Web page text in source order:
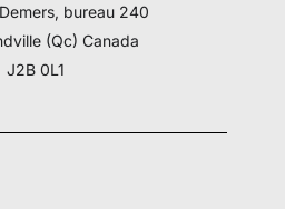
bureau 240
(Qc) Canada
J2B 0L1